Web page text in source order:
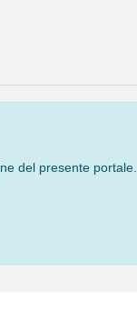
del presente portale.